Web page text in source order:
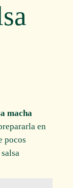
macha
en
pocos